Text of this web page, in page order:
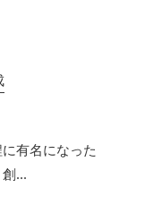
有名になった
...